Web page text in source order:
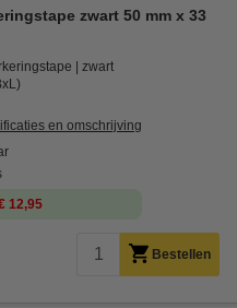
zwart 50 mm x 33
zwart
en omschrijving
12,95
Bestellen